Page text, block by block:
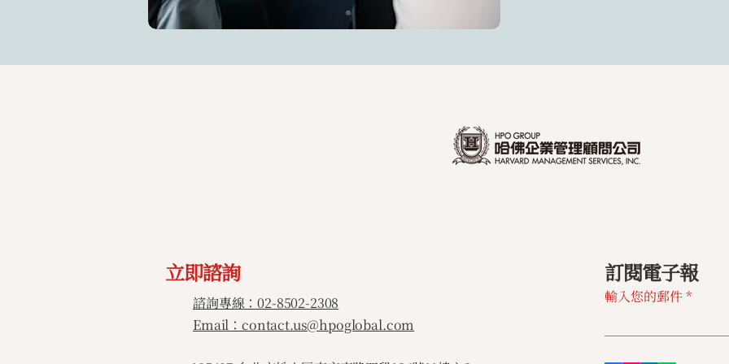
立即諮詢
諮詢專線：02-8502-2308
Email：contact.us@hpoglobal.com
訂閱電子報
輸入您的郵件